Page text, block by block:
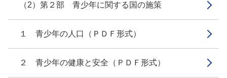
（2）第２部 青少年に関する国の施策
１ 青少年の人口（ＰＤＦ形式）
２ 青少年の健康と安全（ＰＤＦ形式）